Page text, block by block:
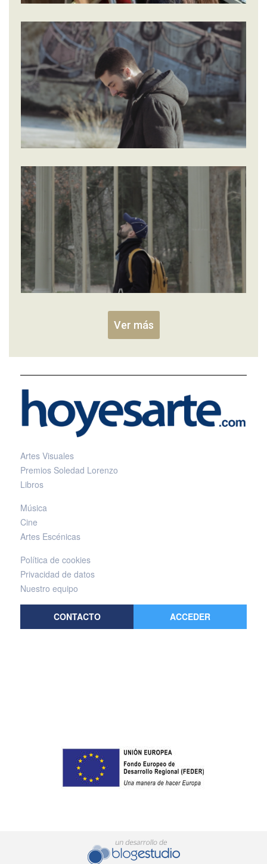
Ver más
Artes Visuales
Premios Soledad Lorenzo
Libros
Música
Cine
Artes Escénicas
Política de cookies
Privacidad de datos
Nuestro equipo
CONTACTO ACCEDER